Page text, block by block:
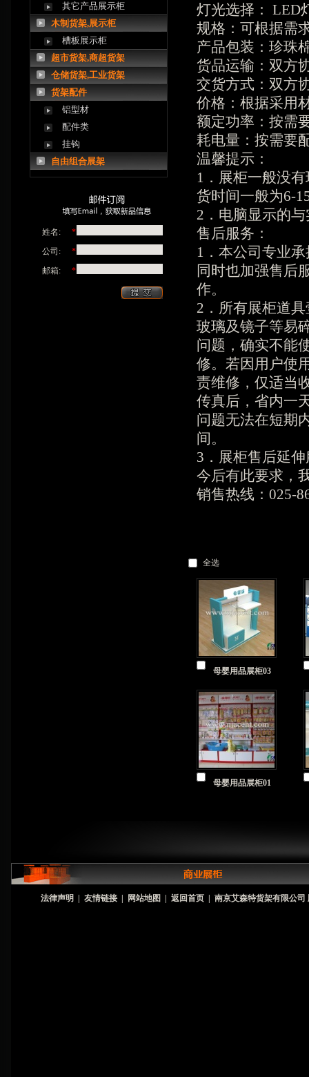
其它产品展示柜
木制货架,展示柜
槽板展示柜
超市货架,商超货架
仓储货架,工业货架
货架配件
铝型材
配件类
挂钩
自由组合展架
姓名:
*
公司:
*
邮箱:
*
灯光选择： LED
规格：可根据需
产品包装：珍珠
货品运输：双方
交货方式：双方
价格：根据采用
额定功率：按需
耗电量：按需要
温馨提示：
1．展柜一般没
货时间一般为6-
2．电脑显示的
售后服务：
1．本公司专业
同时也加强售后
作。
2．所有展柜道
玻璃及镜子等易
问题，确实不能
修。若因用户使
责维修，仅适当
传真后，省内一
问题无法在短期
间。
3．展柜售后延
今后有此要求，
销售热线：025-
全选
母婴用品展柜03
母婴用品展柜01
法律声明 友情链接 网站地图 返回首页 南京艾森特货架有限公司